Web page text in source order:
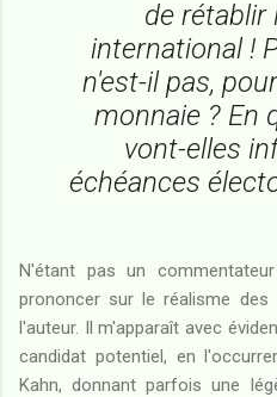
de rétablir
international !
n'est-il pas,
monnaie ? En
vont-elles
échéances
N'étant pas un
prononcer sur le réalisme des
l'auteur. Il m'apparaît avec
candidat potentiel, en
Kahn, donnant parfois une